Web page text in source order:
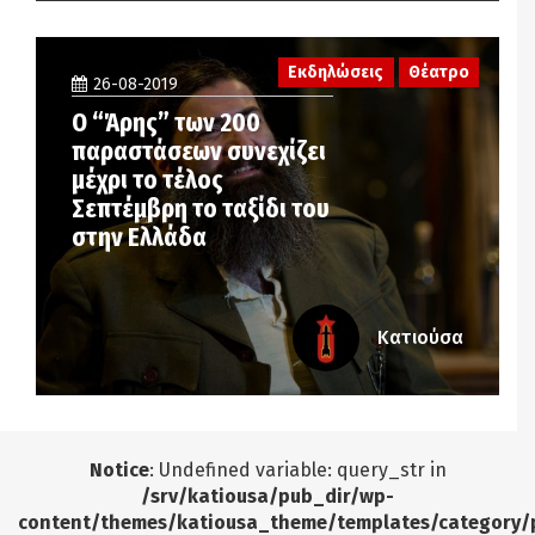
26-08-2019
Ο “Άρης” των 200
παραστάσεων συνεχίζει
μέχρι το τέλος
Σεπτέμβρη το ταξίδι του
στην Ελλάδα
Εκδηλώσεις Θέατρο
Κατιούσα
Notice: Undefined variable: query_str in
/srv/katiousa/pub_dir/wp-
content/themes/katiousa_theme/templates/